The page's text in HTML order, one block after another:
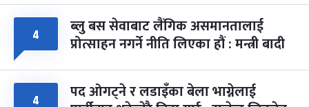
४ ब्लु बस सेवाबाट लैंगिक असमानतालाई
प्रोत्साहन नगर्ने नीति लिएका हौं : मन्त्री बादी
४ पद ओगट्ने र लडाइँका बेला भाग्नेलाई